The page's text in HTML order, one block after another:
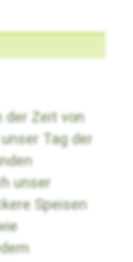
der Zeit von
Tag der
unser
Speisen